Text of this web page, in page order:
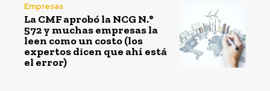
Empresas
La CMF aprobó la NCG N.°
572 y muchas empresas la
leen como un costo (los
expertos dicen que ahí está
el error)